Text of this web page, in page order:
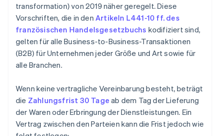
transformation) von 2019 näher geregelt. Diese
Vorschriften, die in den Artikeln L441-10 ff. des
französischen Handelsgesetzbuchs kodifiziert sind,
gelten für alle Business-to-Business-Transaktionen
(B2B) für Unternehmen jeder Größe und Art sowie für
alle Branchen.
Wenn keine vertragliche Vereinbarung besteht, beträgt
die Zahlungsfrist 30 Tage ab dem Tag der Lieferung
der Waren oder Erbringung der Dienstleistungen. Ein
Vertrag zwischen den Parteien kann die Frist jedoch wie